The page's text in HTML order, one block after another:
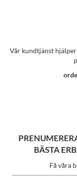
Vår kundtjänst
BÄSTA
Få våra